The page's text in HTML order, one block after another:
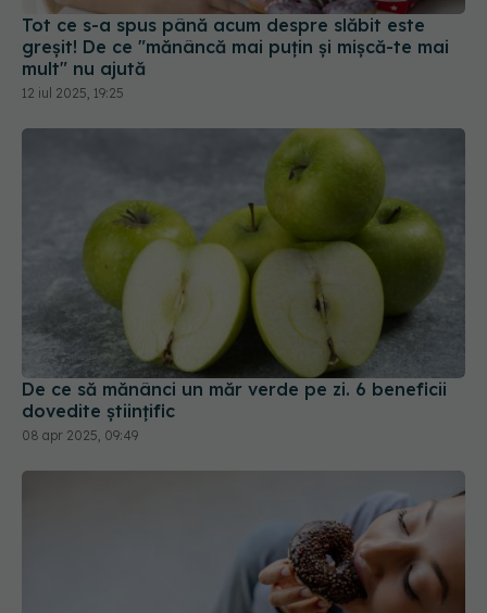
Tot ce s-a spus până acum despre slăbit este
greșit! De ce "mănâncă mai puțin și mișcă-te mai
mult" nu ajută
12 iul 2025, 19:25
De ce să mănânci un măr verde pe zi. 6 beneficii
dovedite științific
08 apr 2025, 09:49